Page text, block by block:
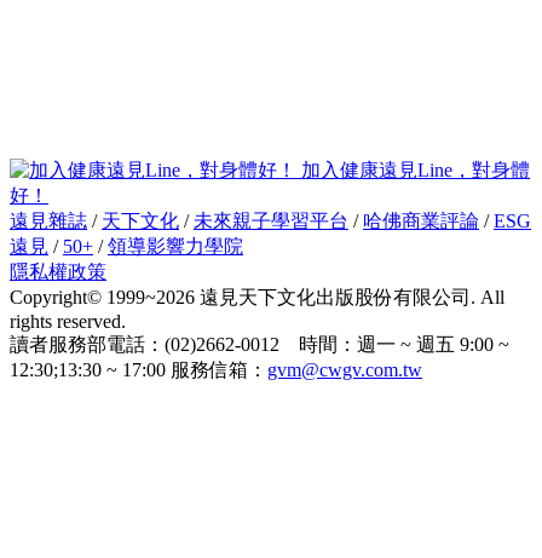
加入健康遠見Line，對身體
好！
遠見雜誌 / 天下文化 / 未來親子學習平台 / 哈佛商業評論 /ESG
遠見 / 50+ /領導影響力學院
隱私權政策
Copyright© 1999~2026 遠見天下文化出版股份有限公司. All
rights reserved.
讀者服務部電話：(02)2662-0012 時間：週一 ~ 週五 9:00 ~
12:30;13:30 ~ 17:00 服務信箱： gvm@cwgv.com.tw